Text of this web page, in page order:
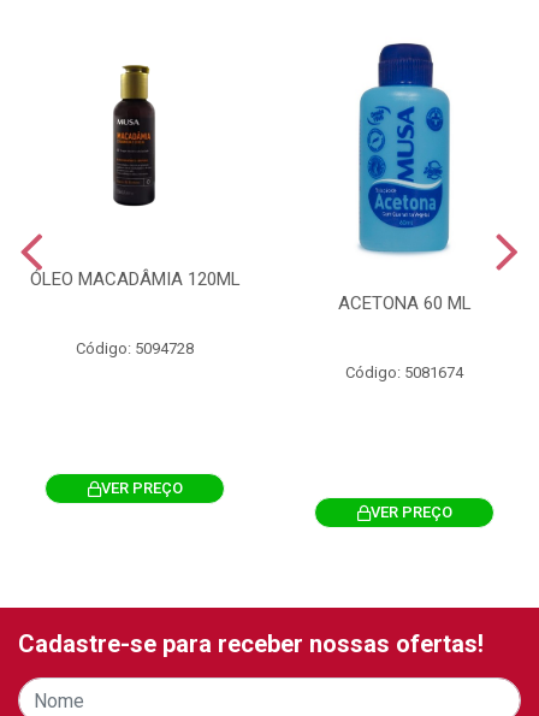
ÓLEO MACADÂMIA 120ML
Código: 5094728
VER PREÇO
ACETONA 60 ML
Código: 5081674
VER PREÇO
Cadastre-se para receber nossas ofertas!